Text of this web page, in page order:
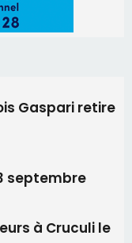
Gaspari retire
septembre
à Cruculi le